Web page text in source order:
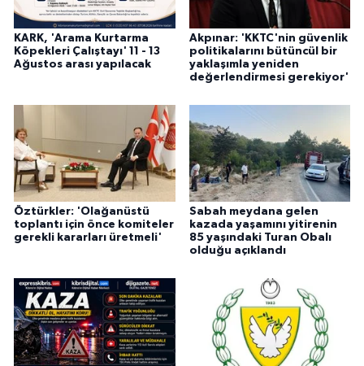
KARK, 'Arama Kurtarma
Köpekleri Çalıştayı' 11 - 13
Ağustos arası yapılacak
Akpınar: 'KKTC'nin güvenlik
politikalarını bütüncül bir
yaklaşımla yeniden
değerlendirmesi gerekiyor'
Öztürkler: 'Olağanüstü
toplantı için önce komiteler
gerekli kararları üretmeli'
Sabah meydana gelen
kazada yaşamını yitirenin
85 yaşındaki Turan Obalı
olduğu açıklandı